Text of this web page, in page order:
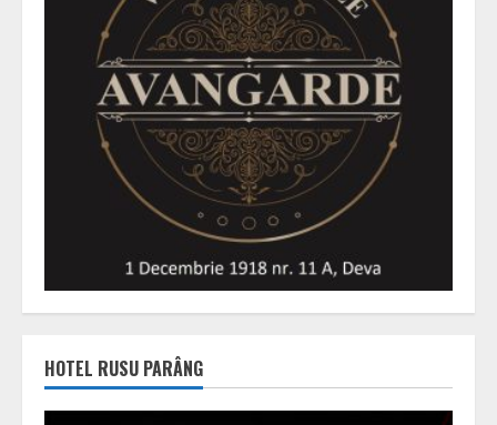
HOTEL RUSU PARÂNG